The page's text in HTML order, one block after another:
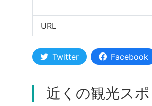
URL
Twitter Facebook
近くの観光スポ